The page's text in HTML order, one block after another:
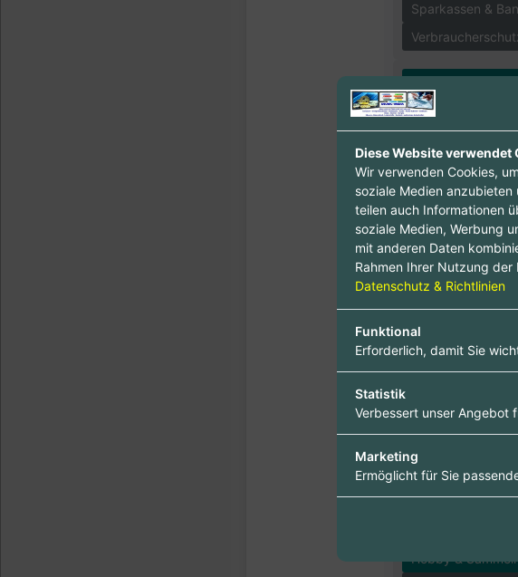
Sparkassen &
Drucken &
Personenschutz
Reinigung &
Verwaltung &
Freizeit &
Freunde &
Lesen & Hören
Vereine &
Haus- und
Nagetiere
Hobby &
Diese Website verwendet
Wir verwenden Cookies,
soziale Medien
teilen auch Informationen
soziale Medien, Werbung
mit anderen Daten
Rahmen Ihrer Nutzung
Datenschutz & Richtlinien
Funktional
Erforderlich, damit Sie
Statistik
Verbessert unser Angebot
Marketing
Ermöglicht für Sie